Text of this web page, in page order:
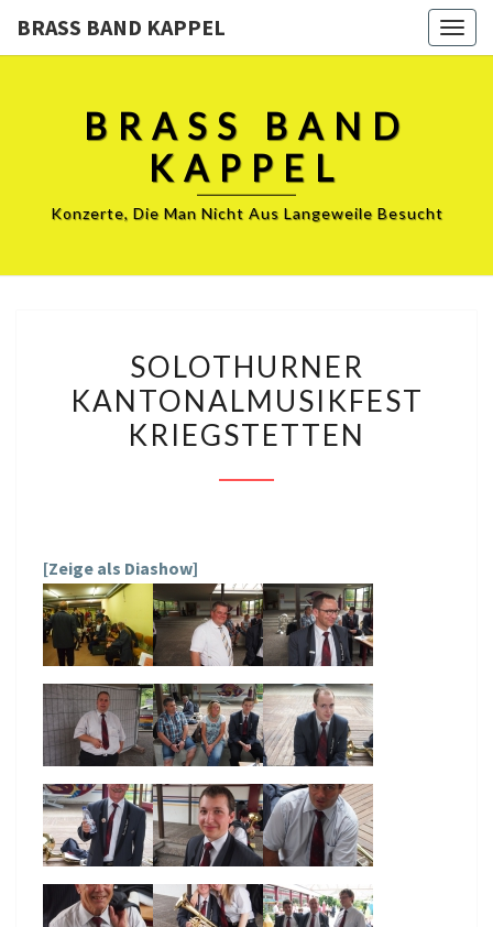
BRASS BAND KAPPEL
BRASS BAND
KAPPEL
Konzerte, Die Man Nicht Aus Langeweile Besucht
KANTONALMUSIKFEST
KRIEGSTETTEN
SOLOTHURNER
KANTONALMUSIKFEST
KRIEGSTETTEN
[Zeige als Diashow]